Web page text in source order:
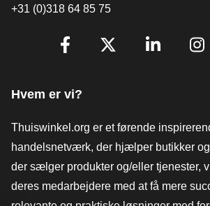
+31 (0)318 64 85 75
[_General:SocialMediaTitle]
Hvem er vi?
Thuiswinkel.org er et førende
handelsnetværk, der hjælper butikker
der sælger produkter og/eller tjenester,
deres medarbejdere med at få mere